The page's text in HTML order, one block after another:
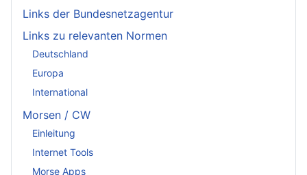
Links der Bundesnetzagentur
Links zu relevanten Normen
Deutschland
Europa
International
Morsen / CW
Einleitung
Internet Tools
Morse Apps